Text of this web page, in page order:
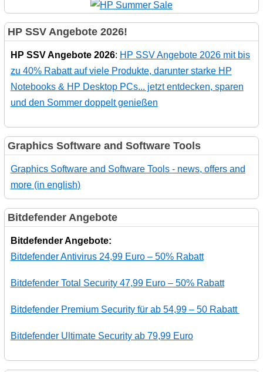
HP SSV Angebote 2026!
HP SSV Angebote 2026: HP SSV Angebote 2026 mit bis
zu 40% Rabatt auf viele Produkte, darunter starke HP
Notebooks & HP Desktop PCs... jetzt entdecken, sparen
und den Sommer doppelt genießen
Graphics Software and Software Tools
Graphics Software and Software Tools - news, offers and
more (in english)
Bitdefender Angebote
Bitdefender Angebote:
Bitdefender Antivirus 24,99 Euro – 50% Rabatt
Bitdefender Total Security 47,99 Euro – 50% Rabatt
Bitdefender Premium Security für ab 54,99 – 50 Rabatt
Bitdefender Ultimate Security ab 79,99 Euro